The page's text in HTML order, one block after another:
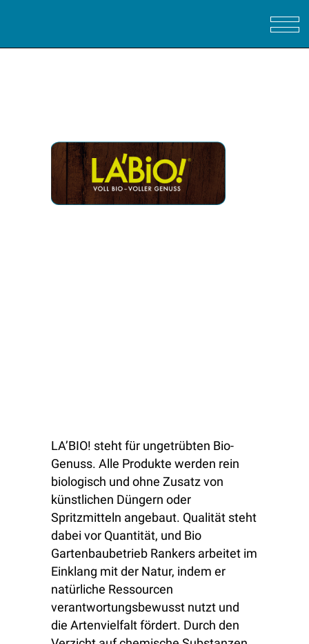
LA’BIO! steht für ungetrübten Bio-
Genuss. Alle Produkte werden rein
biologisch und ohne Zusatz von
künstlichen Düngern oder
Spritzmitteln angebaut. Qualität steht
dabei vor Quantität, und Bio
Gartenbaubetrieb Rankers arbeitet im
Einklang mit der Natur, indem er
natürliche Ressourcen
verantwortungsbewusst nutzt und
die Artenvielfalt fördert. Durch den